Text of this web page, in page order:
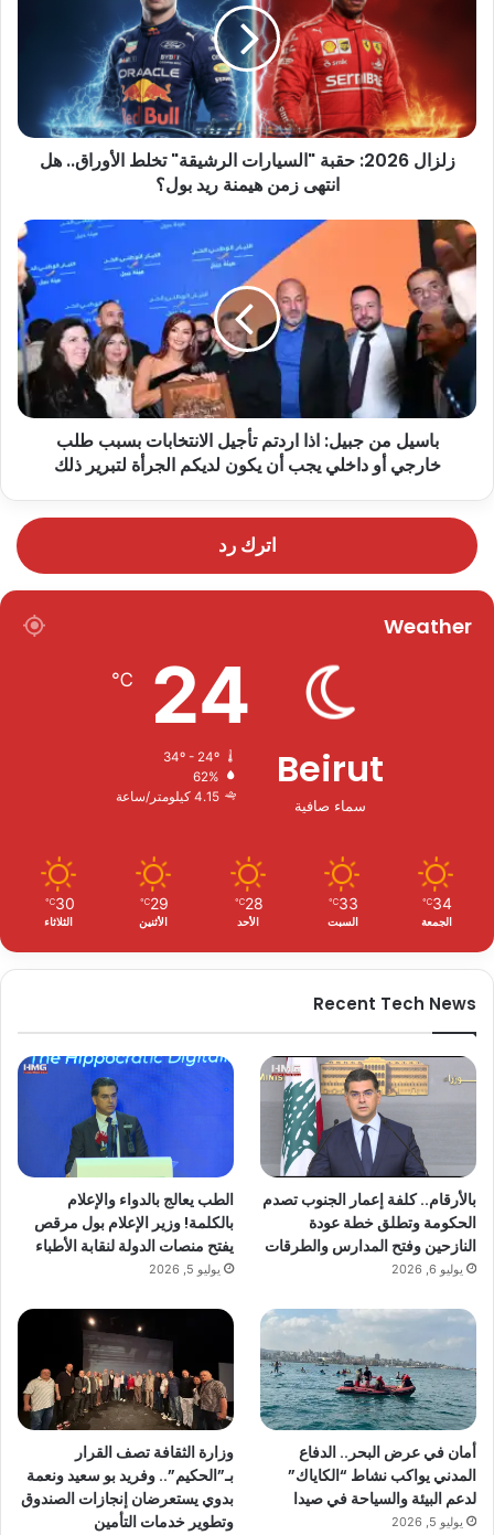
زلزال 2026: حقبة "السيارات الرشيقة" تخلط الأوراق.. هل
انتهى زمن هيمنة ريد بول؟
باسيل من جبيل: اذا اردتم تأجيل الانتخابات بسبب طلب
خارجي أو داخلي يجب أن يكون لديكم الجرأة لتبرير ذلك
اترك رد
Weather
Beirut
سماء صافية
24
℃
34º - 24º
62%
4.15 كيلومتر/ساعة
34
℃
الجمعة
33
℃
السبت
28
℃
الأحد
29
℃
الأثنين
30
℃
الثلاثاء
Recent Tech News
بالأرقام.. كلفة إعمار الجنوب تصدم
الحكومة وتطلق خطة عودة
النازحين وفتح المدارس والطرقات
يوليو 6, 2026
الطب يعالج بالدواء والإعلام
بالكلمة! وزير الإعلام بول مرقص
يفتح منصات الدولة لنقابة الأطباء
يوليو 5, 2026
أمان في عرض البحر.. الدفاع
المدني يواكب نشاط “الكاياك”
لدعم البيئة والسياحة في صيدا
يوليو 5, 2026
وزارة الثقافة تصف القرار
بـ”الحكيم”.. وفريد بو سعيد ونعمة
بدوي يستعرضان إنجازات الصندوق
وتطوير خدمات التأمين